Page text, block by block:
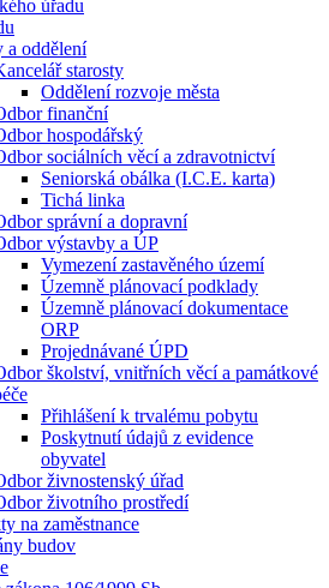
úřadu
a oddělení
starosty
Oddělení rozvoje města
finanční
hospodářský
sociálních věcí a zdravotnictví
Seniorská obálka (I.C.E. karta)
Tichá linka
správní a dopravní
výstavby a ÚP
Vymezení zastavěného území
Územně plánovací podklady
Územně plánovací dokumentace
ORP
Projednávané ÚPD
školství, vnitřních věcí a památkové
Přihlášení k trvalému pobytu
Poskytnutí údajů z evidence
obyvatel
živnostenský úřad
životního prostředí
na zaměstnance
budov